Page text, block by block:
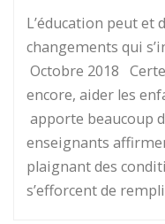
L’éducation peut
changements qui
Octobre 2018
encore, aider les
apporte beaucoup
enseignants
plaignant des
s’efforcent de